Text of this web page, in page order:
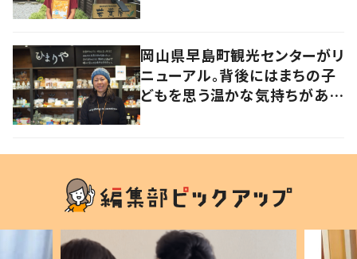
岡山県早島町観光センターがリ
ニューアル。背後にはまちの子
どもを思う温かな気持ちがあっ